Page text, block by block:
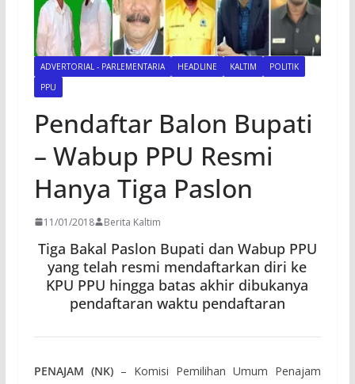
ADVERTORIAL - PARLEMENTARIA HEADLINE KALTIM
POLITIK
PPU
Pendaftar Balon Bupati
– Wabup PPU Resmi
Hanya Tiga Paslon
11/01/2018 Berita Kaltim
Tiga Bakal Paslon Bupati dan Wabup PPU
yang telah resmi mendaftarkan diri ke
KPU PPU hingga batas akhir dibukanya
pendaftaran waktu pendaftaran
PENAJAM (NK)– Komisi Pemilihan Umum Penajam